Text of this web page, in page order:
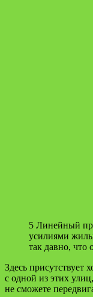
5 Линейный
усилиями
так давно, что
Здесь присутствует
с одной из этих
не сможете